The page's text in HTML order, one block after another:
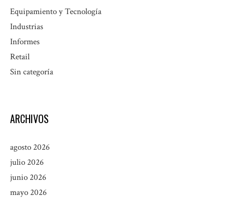
Equipamiento y Tecnología
Industrias
Informes
Retail
Sin categoría
ARCHIVOS
agosto 2026
julio 2026
junio 2026
mayo 2026